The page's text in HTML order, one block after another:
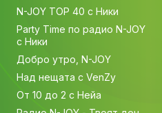
N-JOY TOP 40 с Ники
Party Time по радио N-JOY
с Ники
Добро утро, N-JOY
Над нещата с VenZy
От 10 до 2 с Нейа